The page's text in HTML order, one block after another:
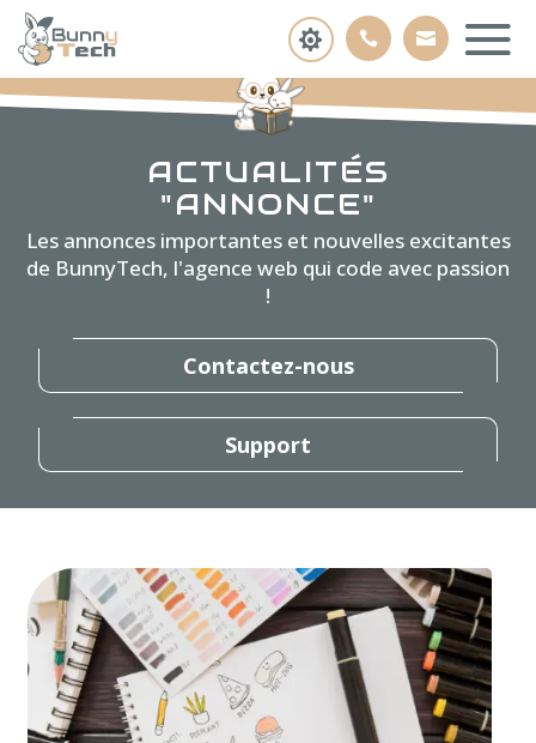
ACTUALITÉS
"ANNONCE"
Les annonces importantes et nouvelles excitantes
de BunnyTech, l'agence web qui code avec passion
!
Contactez-nous
Support